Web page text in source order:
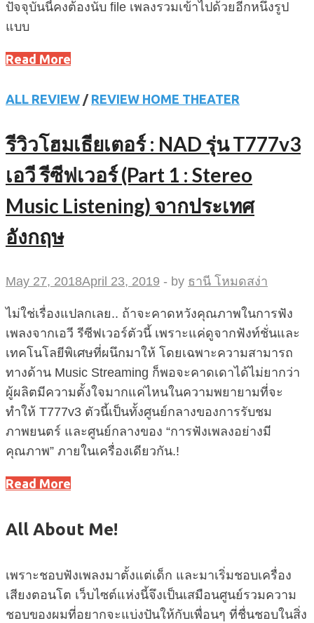
ปัจจุบันนี้คงต้องนับ file เพลงรวมเข้าไปด้วยอีกหนึ่งรูป
แบบ
Read More
ALL REVIEW / REVIEW HOME THEATER
รีวิวโฮมเธียเตอร์ : NAD รุ่น T777v3
เอวี รีซีฟเวอร์ (Part 1 : Stereo
Music Listening) จากประเทศ
อังกฤษ
May 27, 2018April 23, 2019 - by ธานี โหมดสง่า
ไม่ใช่เรื่องแปลกเลย.. ถ้าจะคาดหวังคุณภาพในการฟัง
เพลงจากเอวี รีซีฟเวอร์ตัวนี้ เพราะแค่ดูจากฟังท์ชั่นและ
เทคโนโลยีพิเศษที่ผนึกมาให้ โดยเฉพาะความสามารถ
ทางด้าน Music Streaming ก็พอจะคาดเดาได้ไม่ยากว่า
ผู้ผลิตมีความตั้งใจมากแค่ไหนในความพยายามที่จะ
ทำให้ T777v3 ตัวนี้เป็นทั้งศูนย์กลางของการรับชม
ภาพยนตร์ และศูนย์กลางของ “การฟังเพลงอย่างมี
คุณภาพ” ภายในเครื่องเดียวกัน.!
Read More
All About Me!
เพราะชอบฟังเพลงมาตั้งแต่เด็ก และมาเริ่มชอบเครื่อง
เสียงตอนโต เว็บไซต์แห่งนี้จึงเป็นเสมือนศูนย์รวมความ
ชอบของผมที่อยากจะแบ่งปันให้กับเพื่อนๆ ที่ชื่นชอบในสิ่ง